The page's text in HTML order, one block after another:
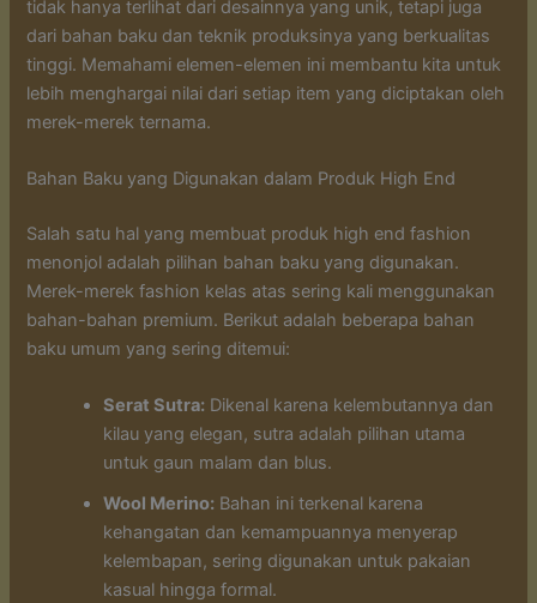
tidak hanya terlihat dari desainnya yang unik, tetapi juga
dari bahan baku dan teknik produksinya yang berkualitas
tinggi. Memahami elemen-elemen ini membantu kita untuk
lebih menghargai nilai dari setiap item yang diciptakan oleh
merek-merek ternama.
Bahan Baku yang Digunakan dalam Produk High End
Salah satu hal yang membuat produk high end fashion
menonjol adalah pilihan bahan baku yang digunakan.
Merek-merek fashion kelas atas sering kali menggunakan
bahan-bahan premium. Berikut adalah beberapa bahan
baku umum yang sering ditemui:
Serat Sutra: Dikenal karena kelembutannya dan
kilau yang elegan, sutra adalah pilihan utama
untuk gaun malam dan blus.
Wool Merino: Bahan ini terkenal karena
kehangatan dan kemampuannya menyerap
kelembapan, sering digunakan untuk pakaian
kasual hingga formal.